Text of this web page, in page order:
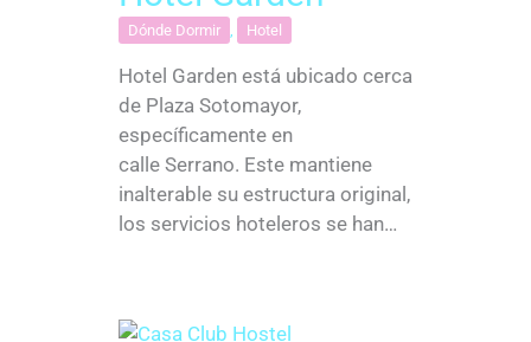
Dónde Dormir Hotel
Hotel Garden está ubicado cerca
de Plaza Sotomayor,
específicamente en
calle Serrano. Este mantiene
inalterable su estructura original,
los servicios hoteleros se han…